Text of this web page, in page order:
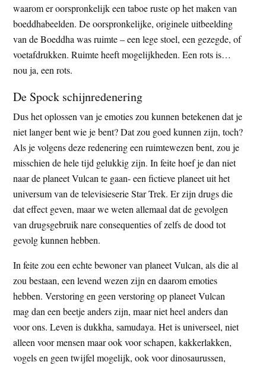
waarom er oorspronkelijk een taboe ruste op het maken van
boeddhabeelden. De oorspronkelijke, originele uitbeelding
van de Boeddha was ruimte – een lege stoel, een gezegde, of
voetafdrukken. Ruimte heeft mogelijkheden. Een rots is…
nou ja, een rots.
De Spock schijnredenering
Dus het oplossen van je emoties zou kunnen betekenen dat je
niet langer bent wie je bent? Dat zou goed kunnen zijn, toch?
Als je volgens deze redenering een ruimtewezen bent, zou je
misschien de hele tijd gelukkig zijn. In feite hoef je dan niet
naar de planeet Vulcan te gaan- een fictieve planeet uit het
universum van de televisieserie Star Trek. Er zijn drugs die
dat effect geven, maar we weten allemaal dat de gevolgen
van drugsgebruik nare consequenties of zelfs de dood tot
gevolg kunnen hebben.
In feite zou een echte bewoner van planeet Vulcan, als die al
zou bestaan, een levend wezen zijn en daarom emoties
hebben. Verstoring en geen verstoring op planeet Vulcan
mag dan een beetje anders zijn, maar niet heel anders dan
voor ons. Leven is dukkha, samudaya. Het is universeel, niet
alleen voor mensen maar ook voor schapen, kakkerlakken,
vogels en geen twijfel mogelijk, ook voor dinosaurussen,